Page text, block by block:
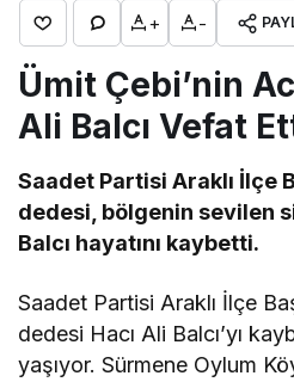
+ -
Ümit Çebi’nin
Ali Balcı Vefat
Saadet Partisi Araklı İlçe
dedesi, bölgenin sevilen
Balcı hayatını kaybetti.
​Saadet Partisi Araklı İlçe
dedesi Hacı Ali Balcı’yı
yaşıyor. Sürmene Oylum